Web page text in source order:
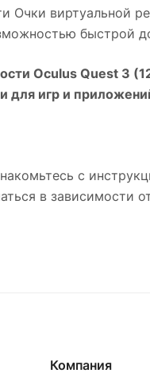
Очки виртуальной
быстрой
Oculus Quest 3
для игр и
с
в зависимости
Компания